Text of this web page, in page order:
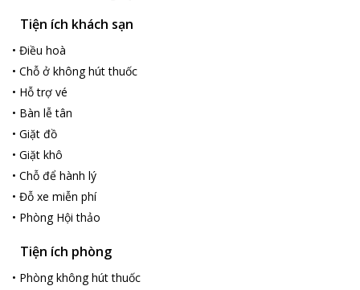
Tiện ích khách sạn
• Điều hoà
• Chỗ ở không hút thuốc
• Hỗ trợ vé
• Bàn lễ tân
• Giặt đồ
• Giặt khô
• Chỗ để hành lý
• Đỗ xe miễn phí
• Phòng Hội thảo
Tiện ích phòng
• Phòng không hút thuốc